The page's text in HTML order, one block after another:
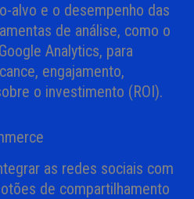
alvo e o desempenho das
de análise, como o
Analytics, para
engajamento,
o investimento (ROI).
as redes sociais com
de compartilhamento